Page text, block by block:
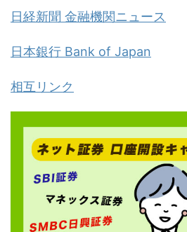
日経新聞 金融機関ニュース
日本銀行 Bank of Japan
相互リンク